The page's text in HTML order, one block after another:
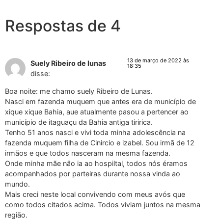
Respostas de 4
Suely Ribeiro de lunas
disse:
13 de março de 2022 às
18:35
Boa noite: me chamo suely Ribeiro de Lunas.
Nasci em fazenda muquem que antes era de município de
xique xique Bahia, aue atualmente pasou a pertencer ao
município de itaguaçu da Bahia antiga tiririca.
Tenho 51 anos nasci e vivi toda minha adolescência na
fazenda muquem filha de Cinircio e izabel. Sou irmã de 12
irmãos e que todos nasceram na mesma fazenda.
Onde minha mãe não ia ao hospiltal, todos nós éramos
acompanhados por parteiras durante nossa vinda ao
mundo.
Mais creci neste local convivendo com meus avós que
como todos citados acima. Todos viviam juntos na mesma
região.